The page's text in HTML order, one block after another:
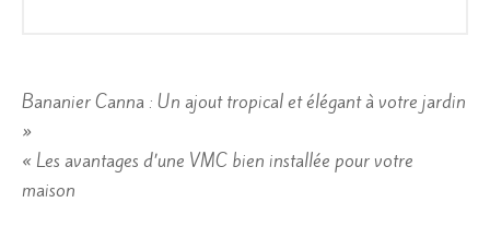
Navigation
de
l’article
Bananier Canna : Un ajout tropical et élégant à votre jardin
»
« Les avantages d’une VMC bien installée pour votre
maison